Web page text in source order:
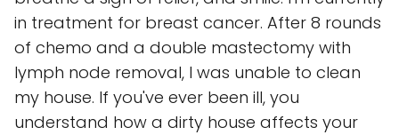
in treatment for breast cancer. After 8 rounds
of chemo and a double mastectomy with
lymph node removal, I was unable to clean
my house. If you've ever been ill, you
understand how a dirty house affects your